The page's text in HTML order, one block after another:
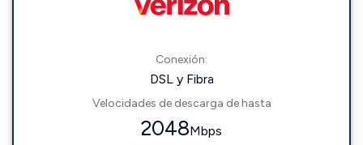
Conexión:
DSL y Fibra
Velocidades de descarga de hasta
2048Mbps